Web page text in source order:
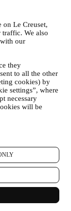
on Le Creuset,
traffic. We also
our
they
to all the other
cookies) by
settings”, where
necessary
will be
par Le Creuset
par ses affiliés et
préférences. Nous
par les réseaux
automatisés. De
événements
organisés par
vous
sélectionnées ou
base de données
géographique,
en ce qui
données pour
permettra de
les rendre plus
autre effet. Nous
à cet effet des
traitement est basé
de